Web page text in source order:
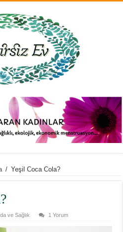
/ Yeşil Coca Cola?
ve Sağlık 1 Yorum